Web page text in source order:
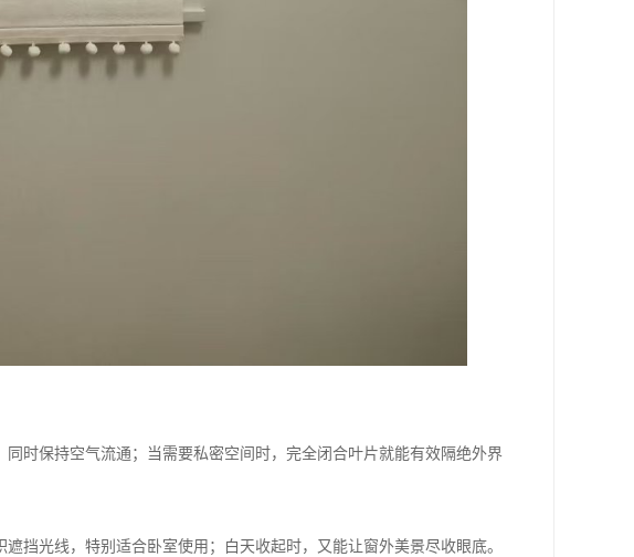
时保持空气流通；当需要私密空间时，完全闭合叶片就能有效隔绝外界
挡光线，特别适合卧室使用；白天收起时，又能让窗外美景尽收眼底。